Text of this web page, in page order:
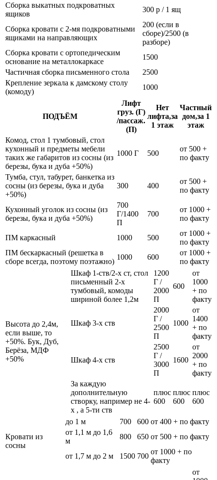
Сборка выкатных подкроватных
ящиков
300 р / 1 ящ
Сборка кровати с 2-мя подкроватными
ящиками на направляющих
200 (если в
сборе)/2500 (в
разборе)
Сборка кровати с ортопедическим
основание на металлокаркасе
1500
Частичная сборка письменного стола
2500
Крепление зеркала к дамскому столу
(комоду)
1000
ПОДЪЁМ
Лифт
груз. (Г)
/пассаж.
(П)
Нет
лифта,за
1 этаж
Частный
дом,за 1
этаж
Комод, стол 1 тумбовый, стол
кухонный и предметы мебели
таких же габаритов из сосны (из
березы, бука и дуба +50%)
1000 Г 500
от 500 +
по факту
Тумба, стул, табурет, банкетка из
сосны (из березы, бука и дуба
+50%)
300 400
от 500 +
по факту
Кухонный уголок из сосны (из
березы, бука и дуба +50%)
700
Г/1400
П
700
от 1000 +
по факту
ПМ каркасный 1000 500
от 1000 +
по факту
ПМ бескаркасный (решетка в
сборе всегда, поэтому поэтажно)
1000 600
от 1000 +
по факту
Высота до 2,4м,
если выше, то
+50%. Бук, Дуб,
Берёза, МДФ
+50%
Шкаф 1-ств/2-х ст, стол
письменный 2-х
тумбовый, комоды
шириной более 1,2м
1200
Г /
2000
П
600
от
1000
+ по
факту
Шкаф 3-х ств
2000
Г /
2500
П
1000
от
1400
+ по
факту
Шкаф 4-х ств
2500
Г /
3000
П
1600
от
2000
+ по
факту
За каждую
дополнительную
створку, например не 4-
х , а 5-ти ств
плюс
600
плюс
600
плюс
600
Кровати из
сосны
до 1 м 700 600 от 400 + по факту
от 1,1 м до 1,6
м
800 650 от 500 + по факту
от 1,7 м до 2 м 1500 700
от 1000 + по
факту
от